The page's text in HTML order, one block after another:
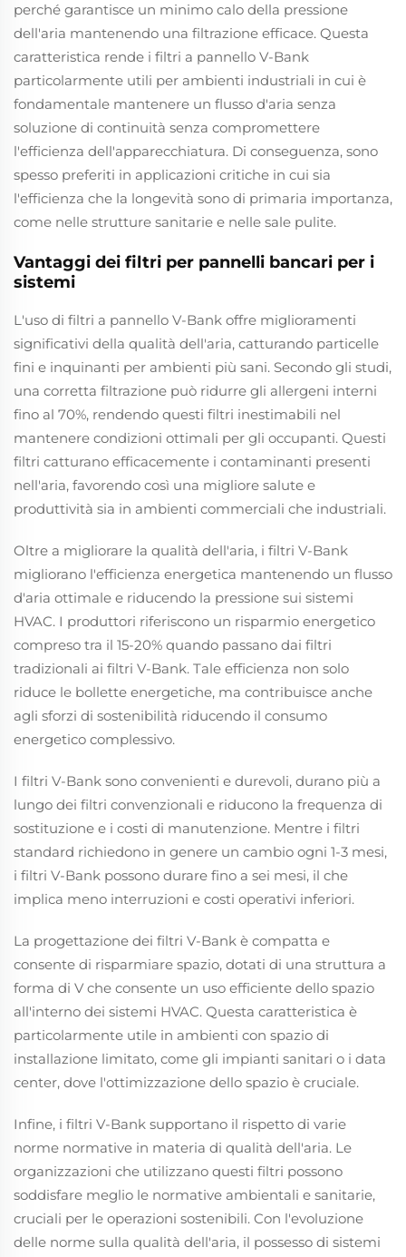
perché garantisce un minimo calo della pressione
dell'aria mantenendo una filtrazione efficace. Questa
caratteristica rende i filtri a pannello V-Bank
particolarmente utili per ambienti industriali in cui è
fondamentale mantenere un flusso d'aria senza
soluzione di continuità senza compromettere
l'efficienza dell'apparecchiatura. Di conseguenza, sono
spesso preferiti in applicazioni critiche in cui sia
l'efficienza che la longevità sono di primaria importanza,
come nelle strutture sanitarie e nelle sale pulite.
Vantaggi dei filtri per pannelli bancari per i
sistemi
L'uso di filtri a pannello V-Bank offre miglioramenti
significativi della qualità dell'aria, catturando particelle
fini e inquinanti per ambienti più sani. Secondo gli studi,
una corretta filtrazione può ridurre gli allergeni interni
fino al 70%, rendendo questi filtri inestimabili nel
mantenere condizioni ottimali per gli occupanti. Questi
filtri catturano efficacemente i contaminanti presenti
nell'aria, favorendo così una migliore salute e
produttività sia in ambienti commerciali che industriali.
Oltre a migliorare la qualità dell'aria, i filtri V-Bank
migliorano l'efficienza energetica mantenendo un flusso
d'aria ottimale e riducendo la pressione sui sistemi
HVAC. I produttori riferiscono un risparmio energetico
compreso tra il 15-20% quando passano dai filtri
tradizionali ai filtri V-Bank. Tale efficienza non solo
riduce le bollette energetiche, ma contribuisce anche
agli sforzi di sostenibilità riducendo il consumo
energetico complessivo.
I filtri V-Bank sono convenienti e durevoli, durano più a
lungo dei filtri convenzionali e riducono la frequenza di
sostituzione e i costi di manutenzione. Mentre i filtri
standard richiedono in genere un cambio ogni 1-3 mesi,
i filtri V-Bank possono durare fino a sei mesi, il che
implica meno interruzioni e costi operativi inferiori.
La progettazione dei filtri V-Bank è compatta e
consente di risparmiare spazio, dotati di una struttura a
forma di V che consente un uso efficiente dello spazio
all'interno dei sistemi HVAC. Questa caratteristica è
particolarmente utile in ambienti con spazio di
installazione limitato, come gli impianti sanitari o i data
center, dove l'ottimizzazione dello spazio è cruciale.
Infine, i filtri V-Bank supportano il rispetto di varie
norme normative in materia di qualità dell'aria. Le
organizzazioni che utilizzano questi filtri possono
soddisfare meglio le normative ambientali e sanitarie,
cruciali per le operazioni sostenibili. Con l'evoluzione
delle norme sulla qualità dell'aria, il possesso di sistemi